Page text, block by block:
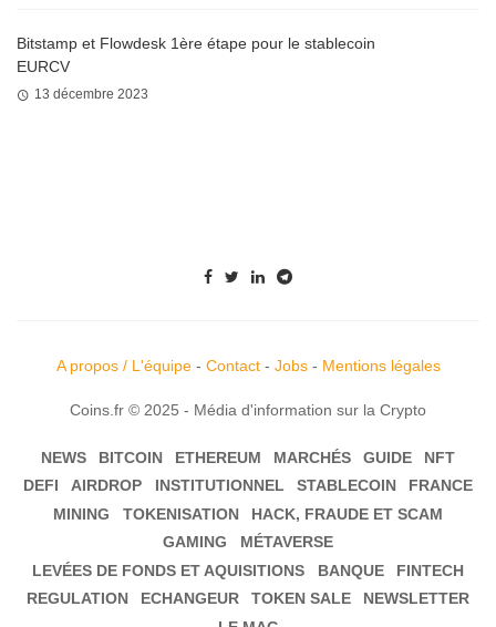
Bitstamp et Flowdesk 1ère étape pour le stablecoin
EURCV
13 décembre 2023
A propos / L'équipe- Contact- Jobs- Mentions légales
Coins.fr © 2025 - Média d'information sur la Crypto
NEWS BITCOIN ETHEREUM MARCHÉS GUIDE
NFT
DEFI
AIRDROP INSTITUTIONNEL STABLECOIN
FRANCE
MINING
TOKENISATION
HACK, FRAUDE ET SCAM
GAMING
MÉTAVERSE
LEVÉES DE FONDS ET AQUISITIONS
BANQUE
FINTECH
REGULATION
ECHANGEUR TOKEN SALE
NEWSLETTER